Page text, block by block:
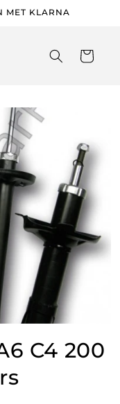
MET KLARNA
C4 200